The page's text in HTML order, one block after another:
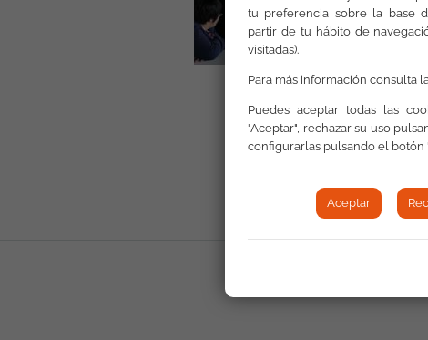
Volver a
tu preferencia sobre la base
partir de tu hábito de
visitadas).
Para más información consulta
Puedes aceptar todas las
"Aceptar", rechazar su uso
configurarlas pulsando el botón
Aceptar